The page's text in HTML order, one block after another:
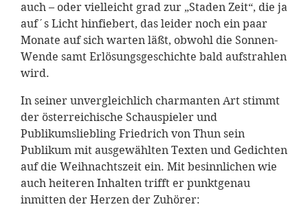
auch – oder vielleicht grad zur „Staden Zeit“, die ja
auf´s Licht hinfiebert, das leider noch ein paar
Monate auf sich warten läßt, obwohl die Sonnen-
Wende samt Erlösungsgeschichte bald aufstrahlen
wird.
In seiner unvergleichlich charmanten Art stimmt
der österreichische Schauspieler und
Publikumsliebling Friedrich von Thun sein
Publikum mit ausgewählten Texten und Gedichten
auf die Weihnachtszeit ein. Mit besinnlichen wie
auch heiteren Inhalten trifft er punktgenau
inmitten der Herzen der Zuhörer: